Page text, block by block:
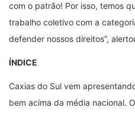
com o patrão! Por isso, temos
trabalho coletivo com a
defender nossos direitos”,
ÍNDICE
Caxias do Sul vem
bem acima da média nacional.